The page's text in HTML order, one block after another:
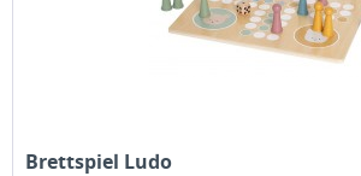
Brettspiel Ludo